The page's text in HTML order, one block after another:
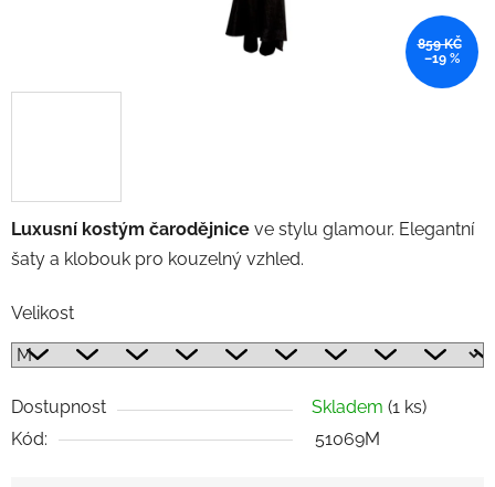
Luxusní kostým čarodějnice ve stylu glamour. Elegantní
šaty a klobouk pro kouzelný vzhled.
Velikost
Dostupnost Skladem (1 ks)
Kód:
51069M
859 KČ
–19 %